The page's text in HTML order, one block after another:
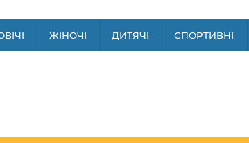
ЖІНОЧІ ДИТЯЧІ СПОРТИВНІ